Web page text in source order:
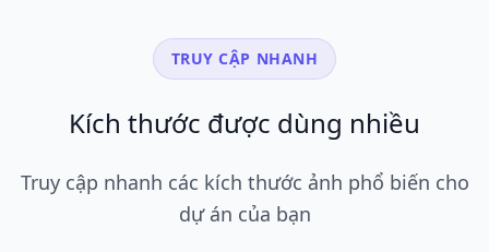
TRUY CẬP NHANH
Kích thước được dùng nhiều
Truy cập nhanh các kích thước ảnh phổ biến cho
dự án của bạn